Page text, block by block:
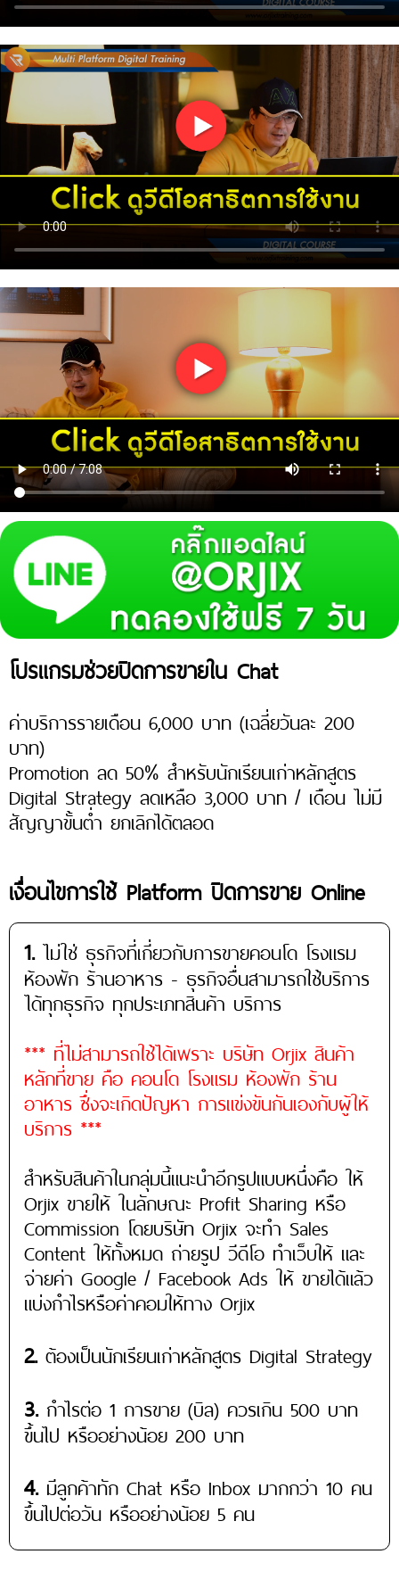
โปรแกรมช่วยปิดการขายใน Chat
ค่าบริการรายเดือน 6,000 บาท (เฉลี่ยวันละ 200
บาท)
Promotion ลด 50% สำหรับนักเรียนเก่าหลักสูตร
Digital Strategy ลดเหลือ 3,000 บาท / เดือน ไม่มี
สัญญาขั้นต่ำ ยกเลิกได้ตลอด
เงื่อนไขการใช้ Platform ปิดการขาย Online
1.ไม่ใช่ ธุรกิจที่เกี่ยวกับการขายคอนโด โรงแรม
ห้องพัก ร้านอาหาร - ธุรกิจอื่นสามารถใช้บริการ
ได้ทุกธุรกิจ ทุกประเภทสินค้า บริการ
*** ที่ไม่สามารถใช้ได้เพราะ บริษัท Orjix สินค้า
หลักที่ขาย คือ คอนโด โรงแรม ห้องพัก ร้าน
อาหาร ซึ่งจะเกิดปัญหา การแข่งขันกันเองกับผู้ให้
บริการ ***
สำหรับสินค้าในกลุ่มนี้แนะนำอีกรูปแบบหนึ่งคือ ให้
Orjix ขายให้ ในลักษณะ Profit Sharing หรือ
Commission โดยบริษัท Orjix จะทำ Sales
Content ให้ทั้งหมด ถ่ายรูป วีดีโอ ทำเว็บให้ และ
จ่ายค่า Google / Facebook Ads ให้ ขายได้แล้ว
แบ่งกำไรหรือค่าคอมให้ทาง Orjix
2.ต้องเป็นนักเรียนเก่าหลักสูตร Digital Strategy
3.กำไรต่อ 1 การขาย (บิล) ควรเกิน 500 บาท
ขึ้นไป หรืออย่างน้อย 200 บาท
4.มีลูกค้าทัก Chat หรือ Inbox มากกว่า 10 คน
ขึ้นไปต่อวัน หรืออย่างน้อย 5 คน